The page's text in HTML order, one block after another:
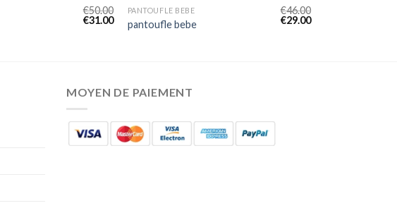
€50.00
€31.00
PANTOUFLE BEBE
pantoufle bebe
€46.00
€29.00
MOYEN DE PAIEMENT